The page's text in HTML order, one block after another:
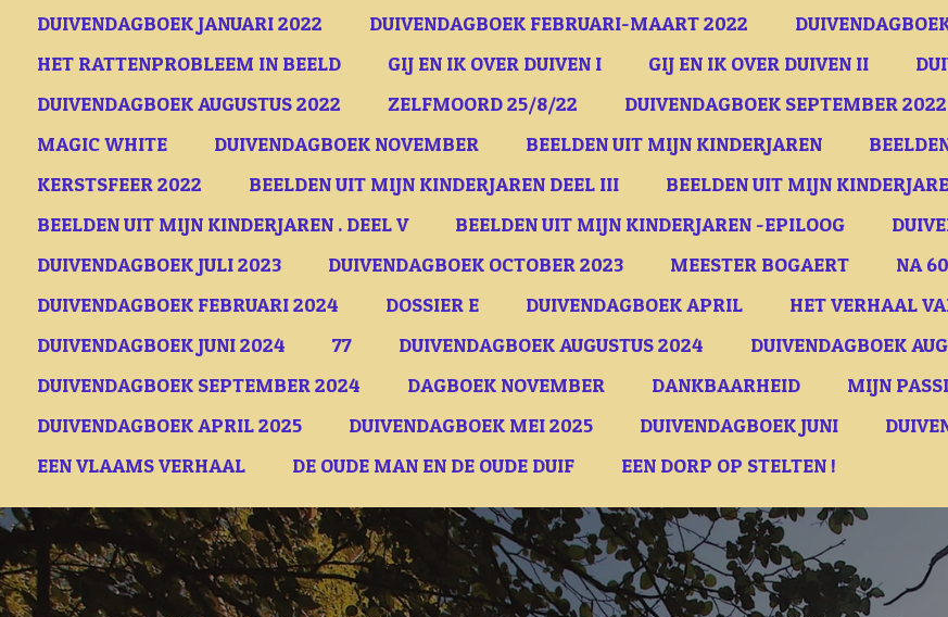
DUIVENDAGBOEK JANUARI 2022
DUIVENDAGBOEK FEBRUARI-MAART 2022
HET RATTENPROBLEEM IN BEELD
GIJ EN IK OVER DUIVEN I GIJ EN IK OVER DUIVEN II
DUIVENDAGBOEK AUGUSTUS 2022
ZELFMOORD 25/8/22 DUIVENDAGBOEK SEPTEMBER 2022
MAGIC WHITE
DUIVENDAGBOEK NOVEMBER BEELDEN UIT MIJN KINDERJAREN
KERSTSFEER 2022
BEELDEN UIT MIJN KINDERJAREN DEEL III
BEELDEN UIT MIJN
BEELDEN UIT MIJN KINDERJAREN . DEEL V
BEELDEN UIT MIJN KINDERJAREN -EPILOOG
DUIVENDAGBOEK JULI 2023
DUIVENDAGBOEK OCTOBER 2023 MEESTER BOGAERT
NA
DUIVENDAGBOEK FEBRUARI 2024
DOSSIER E DUIVENDAGBOEK APRIL HET VERHAAL
DUIVENDAGBOEK JUNI 2024
77 DUIVENDAGBOEK AUGUSTUS 2024 DUIVENDAGBOEK
DUIVENDAGBOEK SEPTEMBER 2024
DAGBOEK NOVEMBER DANKBAARHEID MIJN
DUIVENDAGBOEK APRIL 2025
DUIVENDAGBOEK MEI 2025 DUIVENDAGBOEK JUNI
EEN VLAAMS VERHAAL
DE OUDE MAN EN DE OUDE DUIF EEN DORP OP STELTEN !